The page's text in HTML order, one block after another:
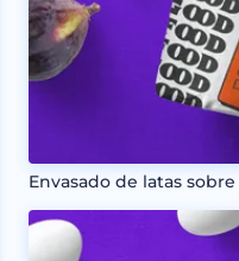
Envasado de latas